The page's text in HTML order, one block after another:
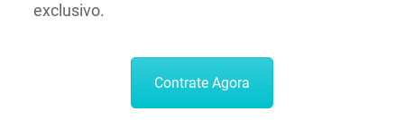
exclusivo.
Contrate Agora